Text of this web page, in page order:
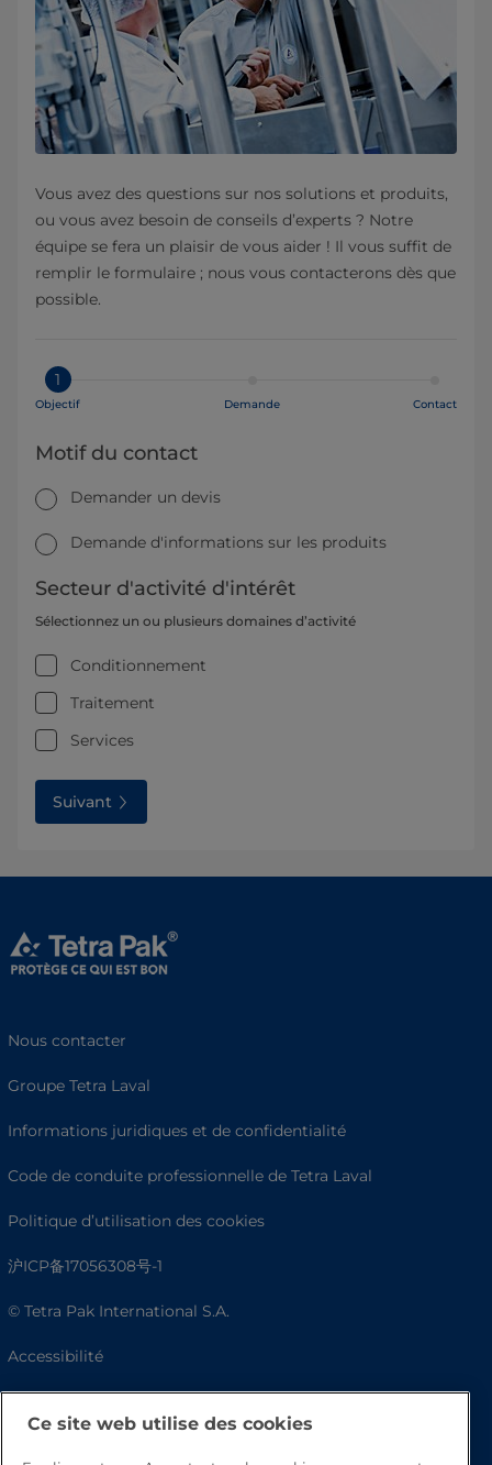
Vous avez des questions sur nos solutions et produits,
ou vous avez besoin de conseils d’experts ? Notre
équipe se fera un plaisir de vous aider ! Il vous suffit de
remplir le formulaire ; nous vous contacterons dès que
possible.
1
Objectif Demande Contact
Motif du contact
Demander un devis
Demande d'informations sur les produits
Secteur d'activité d'intérêt
Sélectionnez un ou plusieurs domaines d’activité
Conditionnement
Traitement
Services
Suivant
Nous contacter
Groupe Tetra Laval
Informations juridiques et de confidentialité
Code de conduite professionnelle de Tetra Laval
Politique d’utilisation des cookies
沪ICP备17056308号-1
© Tetra Pak International S.A.
Accessibilité
Ce site web utilise des cookies